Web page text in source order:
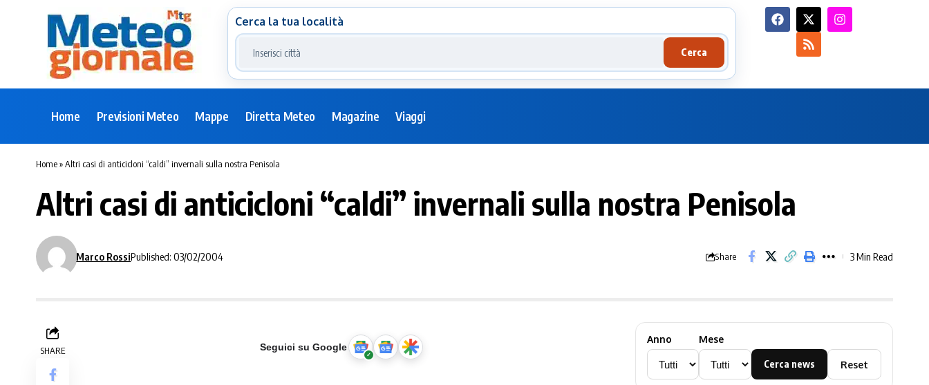
Cerca la tua località
Cerca
Home Previsioni Meteo Mappe Diretta Meteo Magazine Viaggi
Home»Altri casi di anticicloni “caldi” invernali sulla nostra Penisola
Altri casi di anticicloni “caldi” invernali sulla nostra Penisola
Marco RossiPublished: 03/02/2004 Share 3 Min Read
SHARE Seguici su Google
Anno Mese
Cerca news Reset